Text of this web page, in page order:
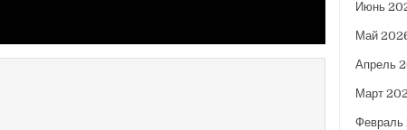
Июнь
Май
Апрель
Март
Февраль